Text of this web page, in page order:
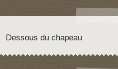
Dessous du chapeau